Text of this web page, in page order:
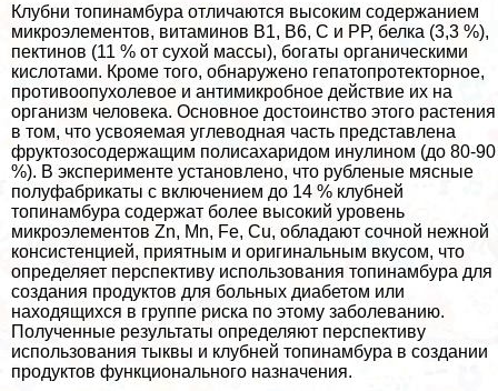
Клубни топинамбура отличаются высоким содержанием
микроэлементов, витаминов В1, В6, С и РР, белка (3,3 %),
пектинов (11 % от сухой массы), богаты органическими
кислотами. Кроме того, обнаружено гепатопротекторное,
противоопухолевое и антимикробное действие их на
организм человека. Основное достоинство этого растения
в том, что усвояемая углеводная часть представлена
фруктозосодержащим полисахаридом инулином (до 80-90
%). В эксперименте установлено, что рубленые мясные
полуфабрикаты с включением до 14 % клубней
топинамбура содержат более высокий уровень
микроэлементов Zn, Mn, Fe, Cu, обладают сочной нежной
консистенцией, приятным и оригинальным вкусом, что
определяет перспективу использования топинамбура для
создания продуктов для больных диабетом или
находящихся в группе риска по этому заболеванию.
Полученные результаты определяют перспективу
использования тыквы и клубней топинамбура в создании
продуктов функционального назначения.